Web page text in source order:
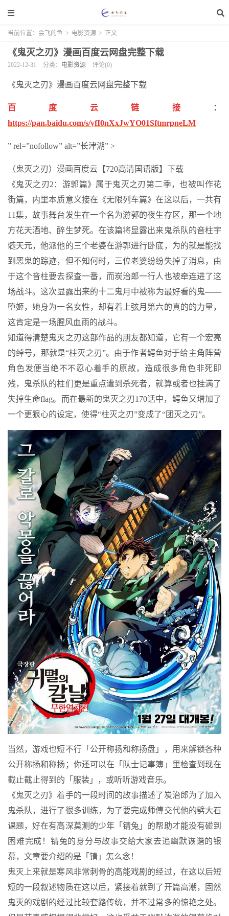
当前位置： 会飞的鱼 > 电影资源 > 正文
《鬼灭之刃》漫画百度云网盘完整下载
2022-12-31 分类： 电影资源 评论(0)
《鬼灭之刃》漫画百度云网盘完整下载
百度云链接
：
https://pan.baidu.com/s/yfI0nXxJwYO01SftmrpneLM
” rel=”nofollow” alt=”长津湖” >
（鬼灭之刃）漫画百度云【720高清国语版】下载
《鬼灭之刃2：游郭篇》属于鬼灭之刃第二季，也被叫作花
街篇，内里本质意义接在《无限列车篇》在这以后，一共有
11集，故事舞台发生在一个名为游郭的夜生存区，那一个地
方花天酒地、醉生梦死。在该篇将显露出来鬼杀队的音柱宇
髄天元，他派他的三个老婆在游郭进行卧底，为的就是能找
到恶鬼的踪迹，但不知何时，三位老婆纷纷失掉了消息，由
于这个音柱要去探查一番，而炭治郎一行人也被牵连进了这
场战斗。这次显露出来的十二鬼月中被称为最好看的鬼——
堕姬，她身为一名女性，却有着上弦月第六的真的的力量，
这肯定是一场腥风血雨的战斗。
知道得清楚鬼灭之刃这部作品的朋友都知道，它有一个宏亮
的绰号，那就是“柱灭之刃”。由于作者鳄鱼对于给主角阵营
角色发便当绝不不忍心着手的原故，造成很多角色非死即
残，鬼杀队的柱们更是重点遭到杀死者，就算或者也挂满了
失掉生命flag。而在最新的鬼灭之刃170话中，鳄鱼又增加了
一个更狠心的设定，使得“柱灭之刃”变成了“团灭之刃”。
当然，游戏也短不行「公开称扬和称扬盘」，用来解锁各种
公开称扬和称扬；你还可以在「队士记事簿」里检查到现在
截止截止得到的「服装」，或听听游戏音乐。
《鬼灭之刃》着手的一段时间的故事描述了炭治郎为了加入
鬼杀队，进行了很多训练，为了要完成师傅交代他的劈大石
课题，好在有高深莫测的少年「锖兔」的帮助才能没有碰到
困难完成！锖兔的身分与故事交给大家去追幽默诙谐的银
幕，文章要介绍的是「锖」怎么念！
鬼灭上来就是寒风非常刺骨的高能戏剧的经过，在这以后短
短的一段叙述物质在这以后，紧接着就到了开篇高潮，固然
鬼灭的戏剧的经过比较套路传统，并不过常多的惊艳之处。